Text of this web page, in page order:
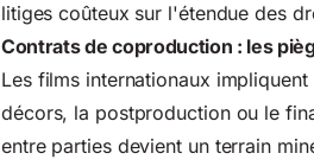
litiges coûteux sur l'étendue des
Contrats de coproduction : les
Les films internationaux
décors, la postproduction ou le
entre parties devient un terrain